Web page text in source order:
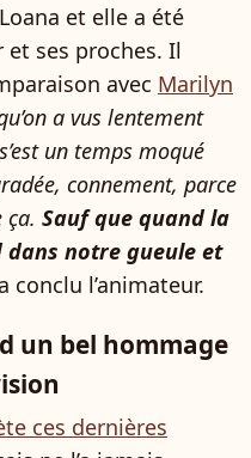
et elle a été
et ses proches. Il
avec Marilyn
a vus lentement
un temps moqué
connement, parce
ça. Sauf que quand la
notre gueule et
conclu l’animateur.
un bel hommage
ces dernières